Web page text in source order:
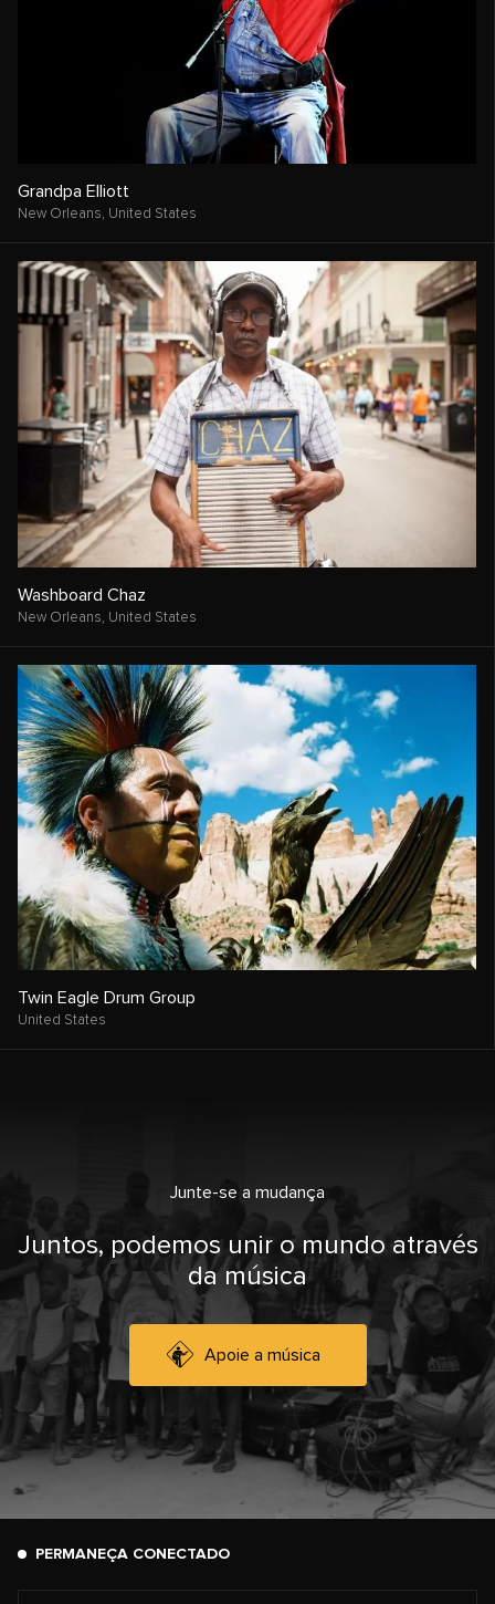
Grandpa Elliott
New Orleans, United States
Washboard Chaz
New Orleans, United States
Twin Eagle Drum Group
United States
Junte-se a mudança
Juntos, podemos unir o mundo através
da música
Apoie a música
PERMANEÇA CONECTADO